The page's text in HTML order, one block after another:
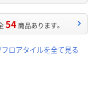
54 商品あります。
ロアタイルを全て見る